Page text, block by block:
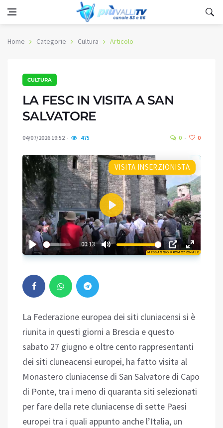
Home Categorie Cultura Articolo
CULTURA
LA FESC IN VISITA A SAN
SALVATORE
04/07/2026 19:52 475 0 0
MESSAGGIO PROMOZIONALE
VISITA INSERZIONISTA
00:13
Play
03:27
La Federazione europea dei siti cluniacensi si è
riunita in questi giorni a Brescia e questo
sabato 27 giugno e oltre cento rappresentanti
dei siti cluneacensi europei, ha fatto visita al
Monastero cluniacense di San Salvatore di Capo
di Ponte, tra i meno di quaranta siti selezionati
per fare della rete cluniacense di sette Paesi
europei tra i quali appunto anche l’Italia, un